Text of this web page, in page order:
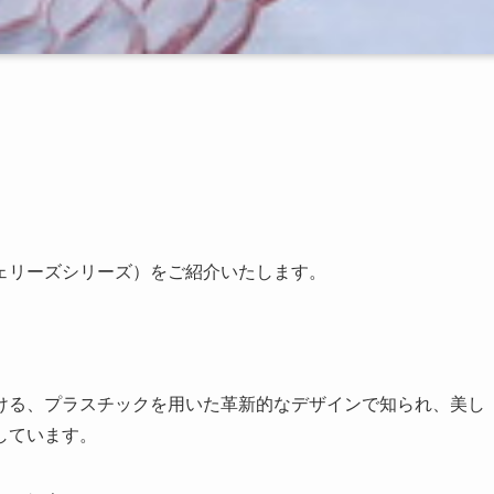
ーズシリーズ）をご紹介いたします。
、 プラスチックを用いた革新的なデザインで知られ、美し
います。